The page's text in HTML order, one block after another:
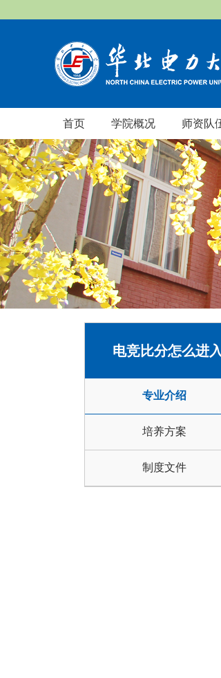
首页 学院概况 师资队
电竞比分怎么进入
专业介绍
培养方案
制度文件